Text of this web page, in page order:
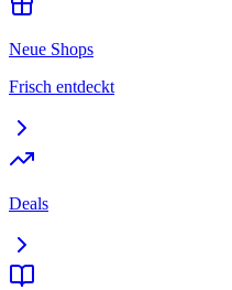
Neue Shops
Frisch entdeckt
Deals